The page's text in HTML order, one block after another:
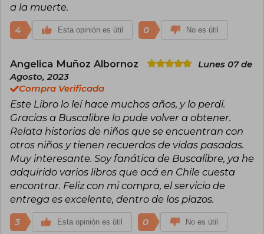
a la muerte.
4 Esta opinión es útil 0 No es útil
Angelica Muñoz Albornoz
Lunes 07 de
Agosto, 2023
Compra Verificada
Este Libro lo leí hace muchos años, y lo perdí.
Gracias a Buscalibre lo pude volver a obtener.
Relata historias de niños que se encuentran con
otros niños y tienen recuerdos de vidas pasadas.
Muy interesante. Soy fanática de Buscalibre, ya he
adquirido varios libros que acá en Chile cuesta
encontrar. Feliz con mi compra, el servicio de
entrega es excelente, dentro de los plazos.
3 Esta opinión es útil 0 No es útil